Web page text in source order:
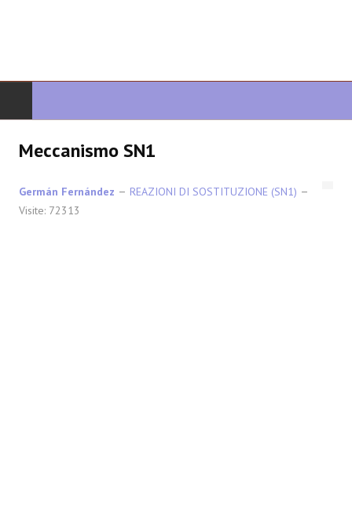
ORGANICA AVANZATA
Meccanismo SN1
Germán Fernández
REAZIONI DI SOSTITUZIONE (SN1)
Visite: 72313